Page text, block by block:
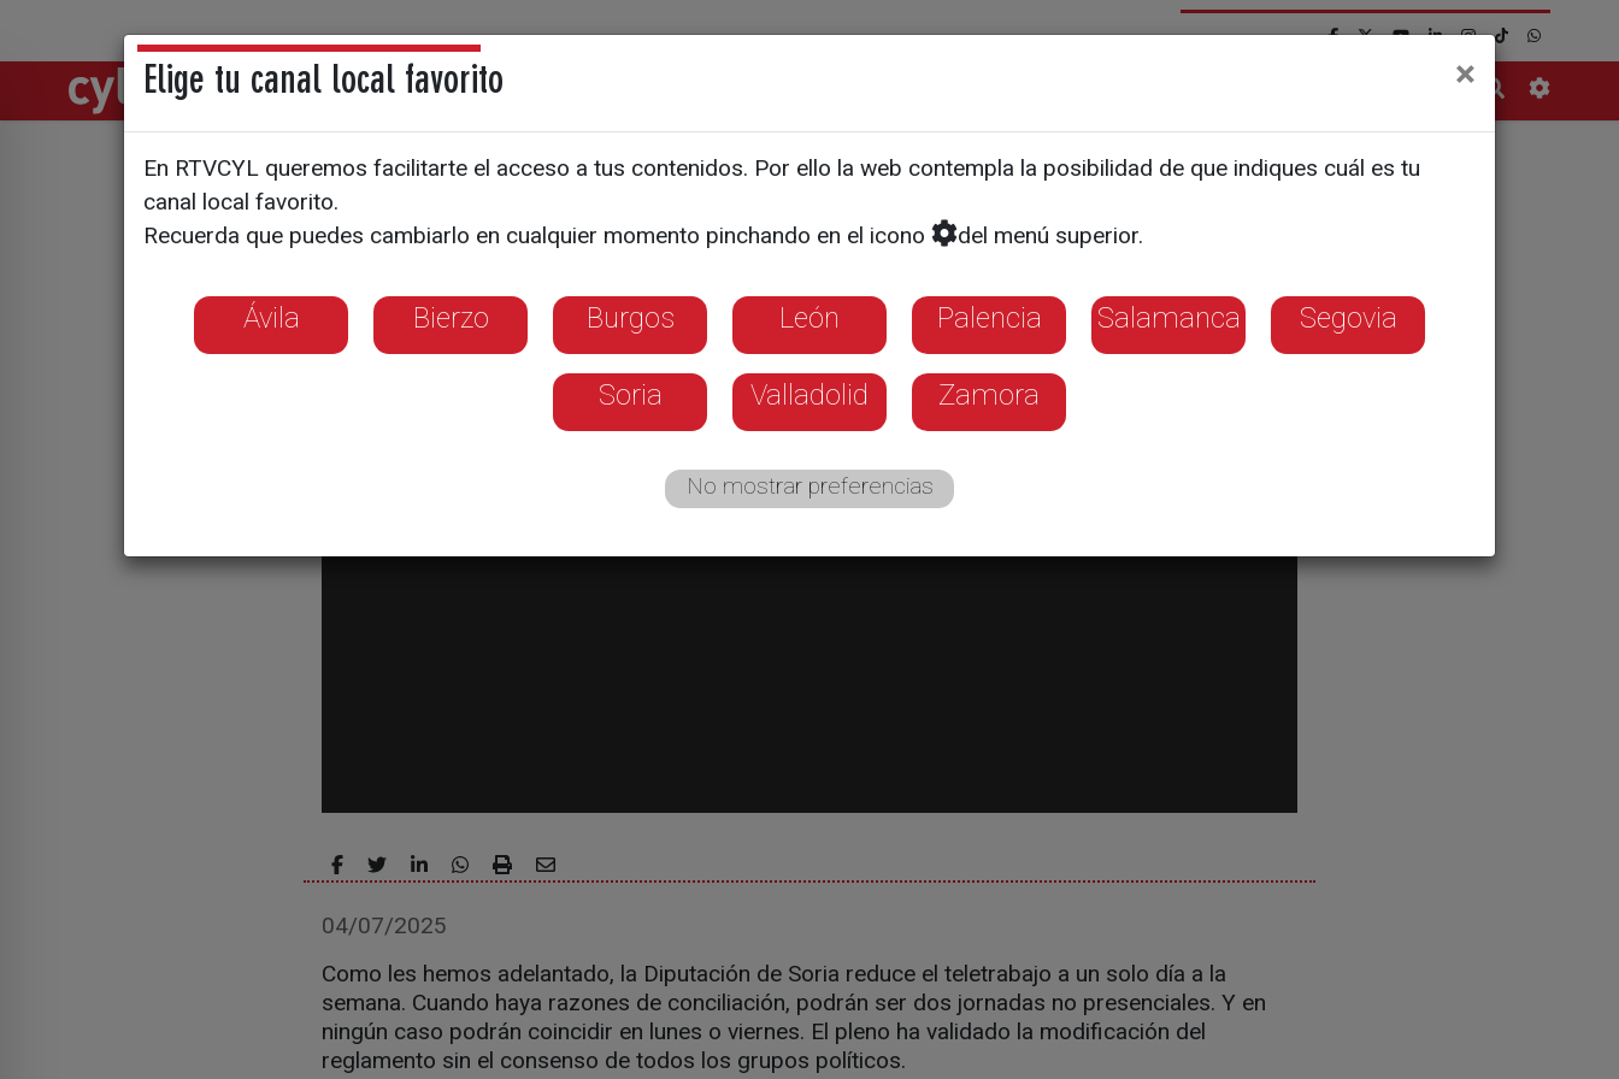
Directos Noticias
Diputación reduce los días de teletrabajo
04/07/2025
Como les hemos adelantado, la Diputación de Soria reduce el teletrabajo a un solo día a la
semana. Cuando haya razones de conciliación, podrán ser dos jornadas no presenciales. Y en
ningún caso podrán coincidir en lunes o viernes. El pleno ha validado la modificación del
reglamento sin el consenso de todos los grupos políticos.
Elige tu canal local favorito ×
En RTVCYL queremos facilitarte el acceso a tus contenidos. Por ello la web contempla la posibilidad de que indiques cuál es tu
canal local favorito.
Recuerda que puedes cambiarlo en cualquier momento pinchando en el icono
del menú superior.
Ávila Bierzo Burgos León Palencia Salamanca Segovia
Soria Valladolid Zamora
No mostrar preferencias